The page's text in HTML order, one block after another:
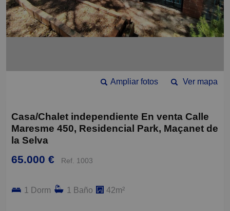
Ver mapa
Ampliar fotos
Casa/Chalet independiente En venta Calle
Maresme 450, Residencial Park, Maçanet de
la Selva
65.000 € Ref. 1003
1 Dorm 1 Baño 42m²